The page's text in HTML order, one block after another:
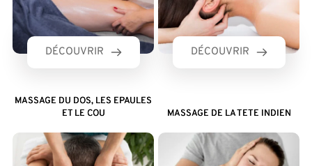
DÉCOUVRIR DÉCOUVRIR
MASSAGE DU DOS, LES EPAULES
ET LE COU
MASSAGE DE LA TETE INDIEN